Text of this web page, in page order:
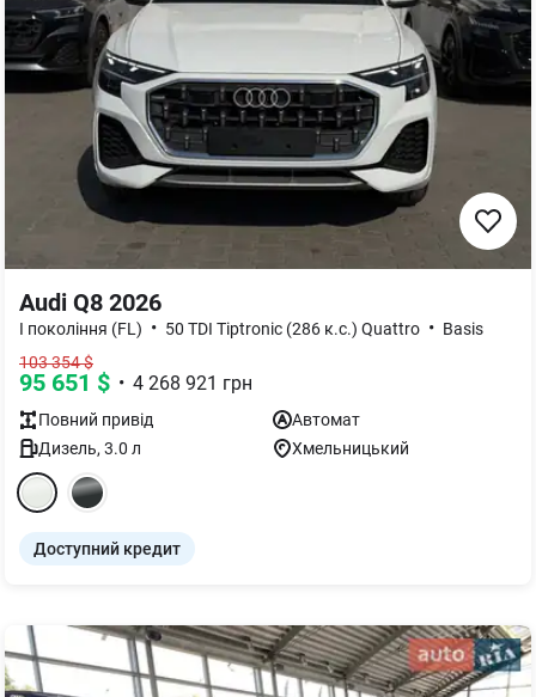
Audi Q8 2026
I покоління (FL) • 50 TDI Tiptronic (286 к.с.) Quattro • Basis
103 354$
95 651 $ • 4 268 921 грн
Повний привід
Автомат
Дизель, 3.0 л Хмельницький
Доступний кредит